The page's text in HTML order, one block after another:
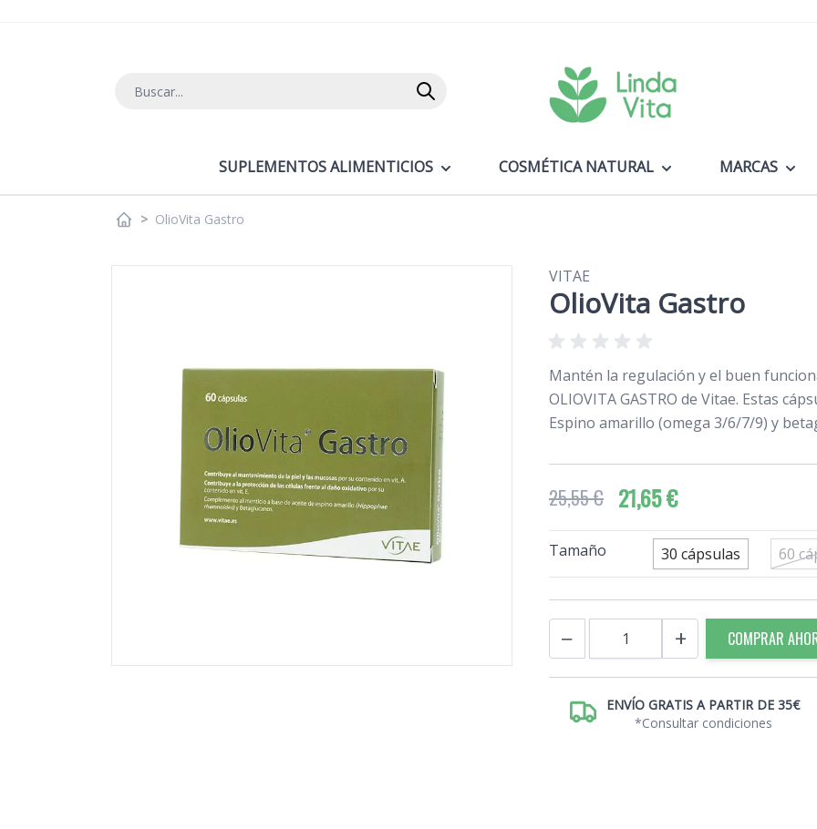
Buscar
SUPLEMENTOS ALIMENTICIOS COSMÉTICA NATURAL MARCAS
> OlioVita Gastro
VITAE
OlioVita Gastro
Mantén la regulación y el buen
OLIOVITA GASTRO de Vitae. Estas
Espino amarillo (omega 3/6/7/9) y
25,55 € 21,65 €
Tamaño 30 cápsulas 60
− + COMPRAR
ENVÍO GRATIS A PARTIR DE 35€
*Consultar condiciones